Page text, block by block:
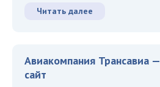
Читать далее
Авиакомпания Трансавиа
сайт